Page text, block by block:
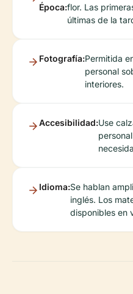
Época:flor. Las
últimas de la
Fotografía:Permitida
personal
interiores.
Accesibilidad:Use
Idioma:Se hablan
inglés. Los
disponibles en